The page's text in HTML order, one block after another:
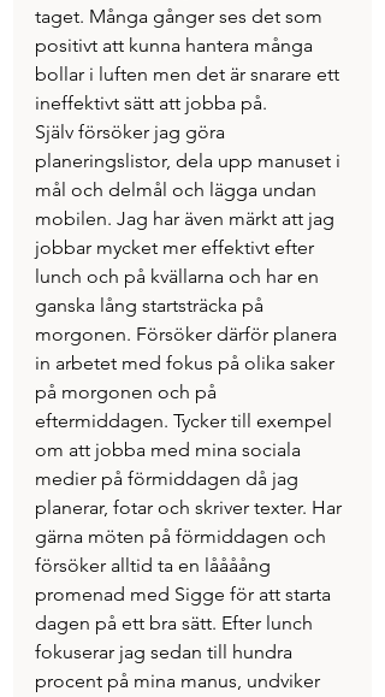
taget. Många gånger ses det som
positivt att kunna hantera många
bollar i luften men det är snarare ett
ineffektivt sätt att jobba på.
Själv försöker jag göra
planeringslistor, dela upp manuset i
mål och delmål och lägga undan
mobilen. Jag har även märkt att jag
jobbar mycket mer effektivt efter
lunch och på kvällarna och har en
ganska lång startsträcka på
morgonen. Försöker därför planera
in arbetet med fokus på olika saker
på morgonen och på
eftermiddagen. Tycker till exempel
om att jobba med mina sociala
medier på förmiddagen då jag
planerar, fotar och skriver texter. Har
gärna möten på förmiddagen och
försöker alltid ta en låååång
promenad med Sigge för att starta
dagen på ett bra sätt. Efter lunch
fokuserar jag sedan till hundra
procent på mina manus, undviker